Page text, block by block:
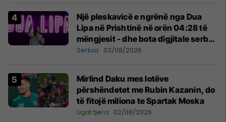
Një pleskavicë e ngrënë nga Dua
Lipa në Prishtinë në orën 04:28 të
mëngjesit - dhe bota digjitale serbe
shpall gjendjen e luftës
Serbia 03/08/2026
Mirlind Daku mes lotëve
përshëndetet me Rubin Kazanin, do
të fitojë miliona te Spartak Moska
Ligat tjera 02/08/2026